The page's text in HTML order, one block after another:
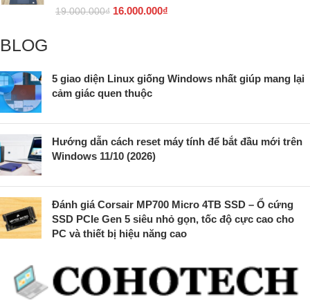
19.000.000₫ 16.000.000₫
BLOG
5 giao diện Linux giống Windows nhất giúp mang lại
cảm giác quen thuộc
Hướng dẫn cách reset máy tính để bắt đầu mới trên
Windows 11/10 (2026)
Đánh giá Corsair MP700 Micro 4TB SSD – Ổ cứng
SSD PCIe Gen 5 siêu nhỏ gọn, tốc độ cực cao cho
PC và thiết bị hiệu năng cao